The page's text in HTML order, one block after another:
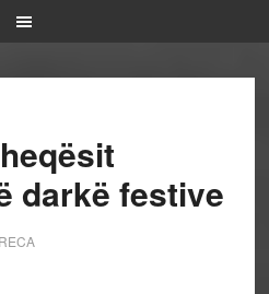
darkë festive